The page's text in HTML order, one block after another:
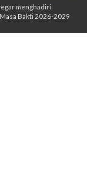
menghadiri
Bakti 2026-2029